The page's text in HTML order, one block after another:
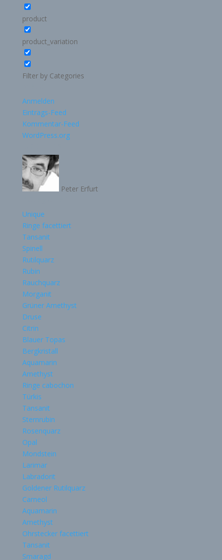
product
product_variation
Filter by Categories
Anmelden
Eintrags-Feed
Kommentar-Feed
WordPress.org
Peter Erfurt
Unique
Ringe facettiert
Tansanit
Spinell
Rutilquarz
Rubin
Rauchquarz
Morganit
Grüner Amethyst
Druse
Citrin
Blauer Topas
Bergkristall
Aquamarin
Amethyst
Ringe cabochon
Türkis
Tansanit
Sternrubin
Rosenquarz
Opal
Mondstein
Larimar
Labradorit
Goldener Rutilquarz
Carneol
Aquamarin
Amethyst
Ohrstecker facettiert
Tansanit
Smaragd